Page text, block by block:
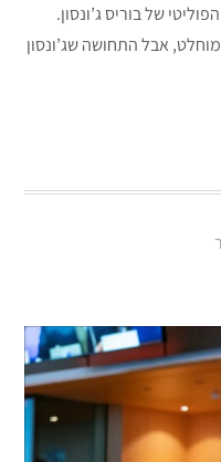
של בוריס ג’ונסון.
אבל התחושה שג’ונסון